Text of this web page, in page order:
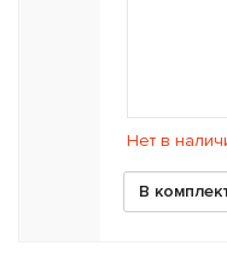
Нет в
В